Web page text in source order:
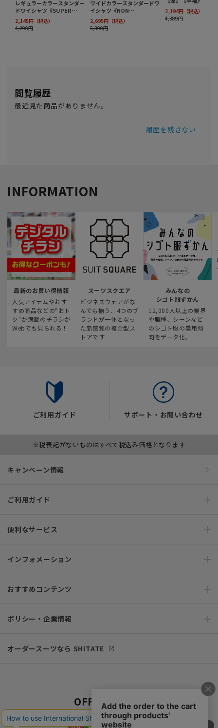
閲覧履歴
最近見た商品がありません。
履歴を残さない
INFORMATION
最新のお買い得情報
人気アイテムやおす
すめ商品などの“おト
ク“が満載のチラシが
Webでも見られる！
スーツスクエア
ビジネスウェアがな
んでも揃う、4つのブ
ランドが一体となっ
た新感覚の複合型ス
トアです
みんなの
シゴト服ずかん
12,000人以上の業界
や職種、シーンなど
のシゴト服の着用傾
向をデータ化。
ご利用ガイド サポート・お問い合わせ
※税表記がないものはすべて税込み価格となります
キャンペーン情報
ご利用ガイド
便利なサービス
インフォメーション
おすすめコンテンツ
ポリシー・企業情報
オーダースーツなら SHITATE
OFFICIAL SNS